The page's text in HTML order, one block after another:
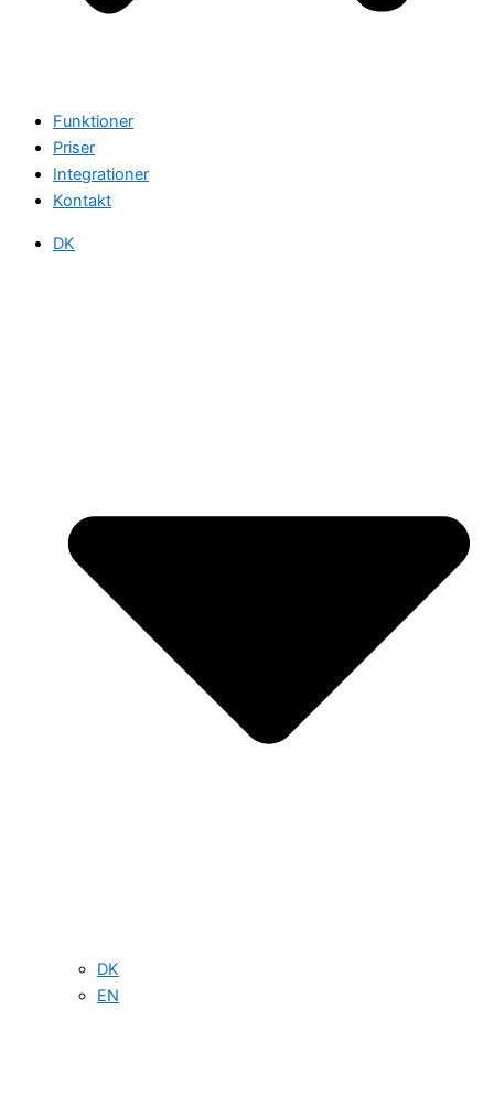
Funktioner
Priser
Integrationer
Kontakt
DK
DK
EN